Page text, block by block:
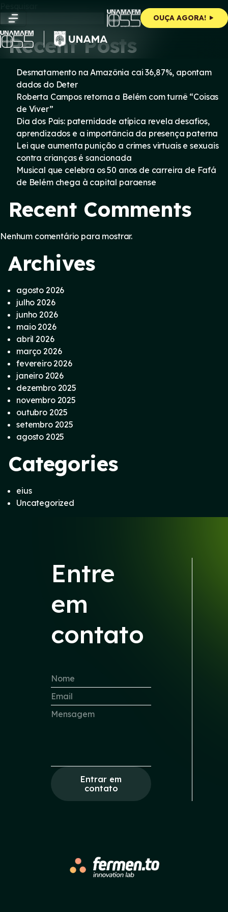
content
OUÇA AGORA!
Pesquisar
Pesquisar
Recent Posts
Desmatamento na Amazônia cai 36,87%, apontam
dados do Deter
Roberta Campos retorna a Belém com turnê “Coisas
de Viver”
Dia dos Pais: paternidade atípica revela desafios,
aprendizados e a importância da presença paterna
Lei que aumenta punição a crimes virtuais e sexuais
contra crianças é sancionada
Musical que celebra os 50 anos de carreira de Fafá
de Belém chega à capital paraense
Recent Comments
Nenhum comentário para mostrar.
Archives
agosto 2026
julho 2026
junho 2026
maio 2026
abril 2026
março 2026
fevereiro 2026
janeiro 2026
dezembro 2025
novembro 2025
outubro 2025
setembro 2025
agosto 2025
Categories
eius
Uncategorized
Entre
em
contato
Entrar em
contato